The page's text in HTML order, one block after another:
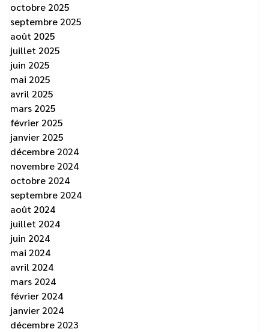
octobre 2025
septembre 2025
août 2025
juillet 2025
juin 2025
mai 2025
avril 2025
mars 2025
février 2025
janvier 2025
décembre 2024
novembre 2024
octobre 2024
septembre 2024
août 2024
juillet 2024
juin 2024
mai 2024
avril 2024
mars 2024
février 2024
janvier 2024
décembre 2023